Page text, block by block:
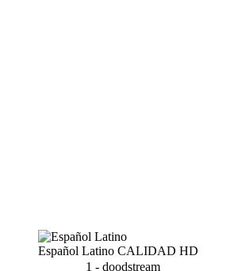
Español Latino CALIDAD HD
1 - doodstream